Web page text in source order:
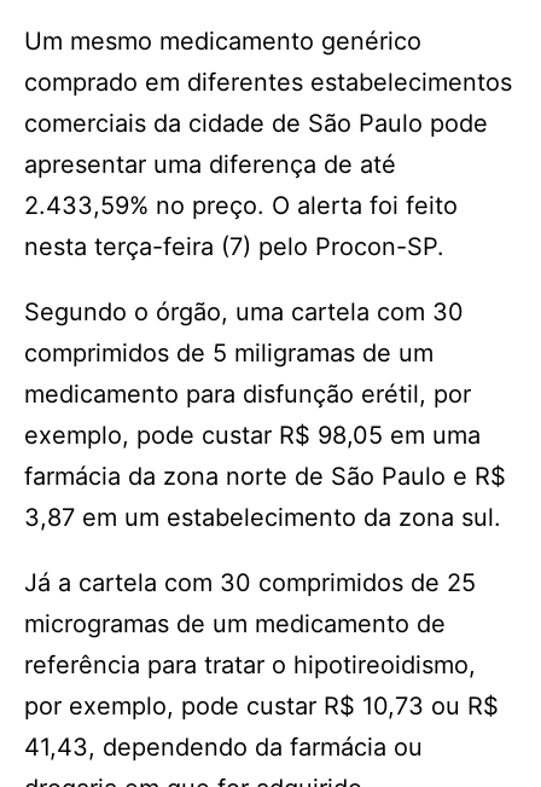
Um mesmo medicamento genérico
comprado em diferentes estabelecimentos
comerciais da cidade de São Paulo pode
apresentar uma diferença de até
2.433,59% no preço. O alerta foi feito
nesta terça-feira (7) pelo Procon-SP.
Segundo o órgão, uma cartela com 30
comprimidos de 5 miligramas de um
medicamento para disfunção erétil, por
exemplo, pode custar R$ 98,05 em uma
farmácia da zona norte de São Paulo e R$
3,87 em um estabelecimento da zona sul.
Já a cartela com 30 comprimidos de 25
microgramas de um medicamento de
referência para tratar o hipotireoidismo,
por exemplo, pode custar R$ 10,73 ou R$
41,43, dependendo da farmácia ou